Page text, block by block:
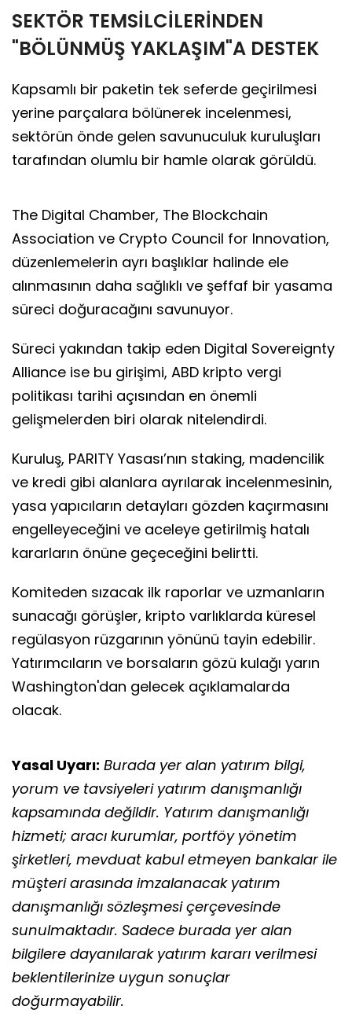
SEKTÖR TEMSİLCİLERİNDEN
"BÖLÜNMÜŞ YAKLAŞIM"A DESTEK
Kapsamlı bir paketin tek seferde geçirilmesi
yerine parçalara bölünerek incelenmesi,
sektörün önde gelen savunuculuk kuruluşları
tarafından olumlu bir hamle olarak görüldü.
The Digital Chamber, The Blockchain
Association ve Crypto Council for Innovation,
düzenlemelerin ayrı başlıklar halinde ele
alınmasının daha sağlıklı ve şeffaf bir yasama
süreci doğuracağını savunuyor.
Süreci yakından takip eden Digital Sovereignty
Alliance ise bu girişimi, ABD kripto vergi
politikası tarihi açısından en önemli
gelişmelerden biri olarak nitelendirdi.
Kuruluş, PARITY Yasası’nın staking, madencilik
ve kredi gibi alanlara ayrılarak incelenmesinin,
yasa yapıcıların detayları gözden kaçırmasını
engelleyeceğini ve aceleye getirilmiş hatalı
kararların önüne geçeceğini belirtti.
Komiteden sızacak ilk raporlar ve uzmanların
sunacağı görüşler, kripto varlıklarda küresel
regülasyon rüzgarının yönünü tayin edebilir.
Yatırımcıların ve borsaların gözü kulağı yarın
Washington'dan gelecek açıklamalarda
olacak.
Yasal Uyarı: Burada yer alan yatırım bilgi,
yorum ve tavsiyeleri yatırım danışmanlığı
kapsamında değildir. Yatırım danışmanlığı
hizmeti; aracı kurumlar, portföy yönetim
şirketleri, mevduat kabul etmeyen bankalar ile
müşteri arasında imzalanacak yatırım
danışmanlığı sözleşmesi çerçevesinde
sunulmaktadır. Sadece burada yer alan
bilgilere dayanılarak yatırım kararı verilmesi
beklentilerinize uygun sonuçlar
doğurmayabilir.